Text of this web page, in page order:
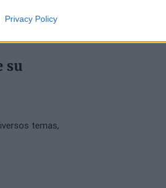
Privacy Policy
su
temas,